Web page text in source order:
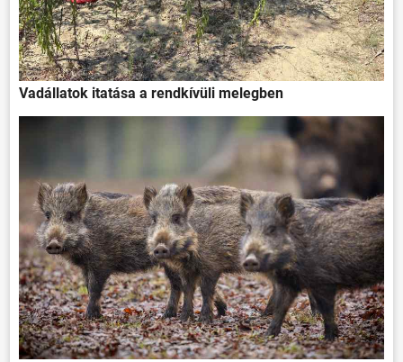
Vadállatok itatása a rendkívüli melegben